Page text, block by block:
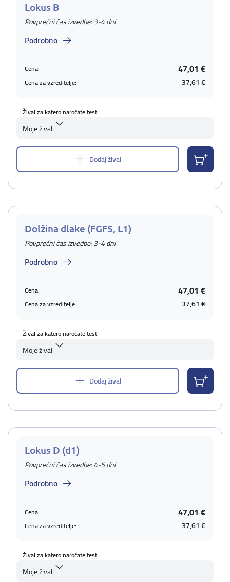
Lokus B
Povprečni čas izvedbe: 3-4 dni
Podrobno
Cena: 47,01 €
Cena za vzreditelje: 37,61 €
Žival za katero naročate test
Moje živali
Dodaj žival
Dolžina dlake (FGF5, L1)
Povprečni čas izvedbe: 3-4 dni
Podrobno
Cena: 47,01 €
Cena za vzreditelje: 37,61 €
Žival za katero naročate test
Moje živali
Dodaj žival
Lokus D (d1)
Povprečni čas izvedbe: 4-5 dni
Podrobno
Cena: 47,01 €
Cena za vzreditelje: 37,61 €
Žival za katero naročate test
Moje živali